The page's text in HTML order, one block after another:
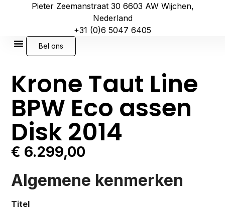
Pieter Zeemanstraat 30 6603 AW Wijchen,
Nederland
+31 (0)6 5047 6405
Bel ons
Krone Taut Line
BPW Eco assen
Disk 2014
€ 6.299,00
Algemene kenmerken
Titel